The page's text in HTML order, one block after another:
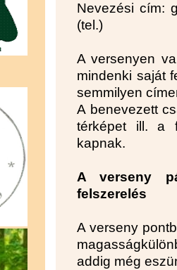
Nevezési cím:
(tel.)
A versenyen
mindenki saját
semmilyen
A benevezett
térképet ill. a
kapnak.
A verseny
felszerelés
A verseny
addig még